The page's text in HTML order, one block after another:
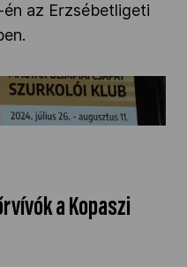
az Erzsébetligeti
a Kopaszi
a Kopaszi